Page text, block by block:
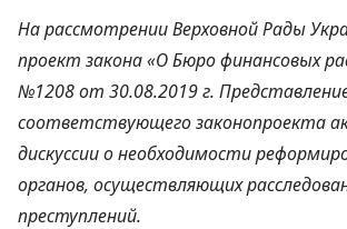
На рассмотрении Верховной Рады
проект закона «О Бюро финансовых
№1208 от 30.08.2019 г.
соответствующего законопроекта
дискуссии о необходимости
органов, осуществляющих
преступлений.